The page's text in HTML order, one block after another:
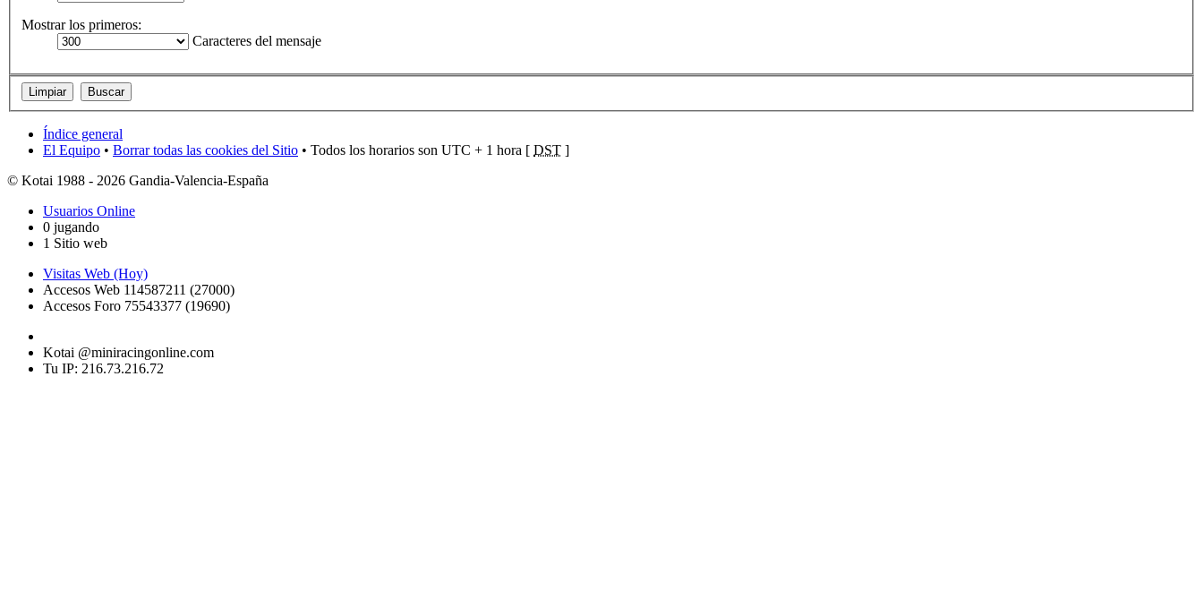
Mostrar los primeros:
Caracteres del mensaje
Índice general
El Equipo • Borrar todas las cookies del Sitio • Todos los horarios son UTC + 1 hora [ DST ]
© Kotai 1988 - 2026 Gandia-Valencia-España
Usuarios Online
0 jugando
1 Sitio web
Visitas Web (Hoy)
Accesos Web 114587211 (27000)
Accesos Foro 75543377 (19690)
Kotai @miniracingonline.com
Tu IP: 216.73.216.72